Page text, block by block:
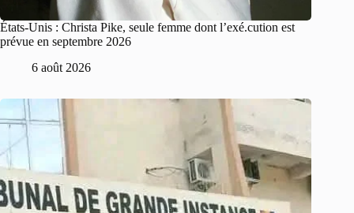
États-Unis : Christa Pike, seule femme dont l’exé.cution est
prévue en septembre 2026
6 août 2026